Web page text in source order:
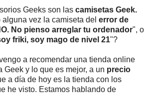
Geeks son las camisetas Geek.
vez la camiseta del error de
No pienso arreglar tu ordenador", o
friki, soy mago de nivel 21"?
a recomendar una tienda online
Geek y lo que es mejor, a un precio
a día de hoy es la tienda con los
he visto. Estamos hablando de